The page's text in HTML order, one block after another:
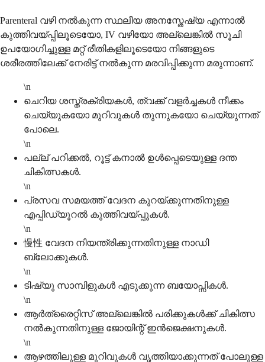
Parenteral വഴി നൽകുന്ന സ്ഥലീയ അനസ്തേഷ്യ എന്നാൽ
കുത്തിവയ്പ്പിലൂടെയോ, IV വഴിയോ അല്ലെങ്കിൽ സൂചി
ഉപയോഗിച്ചുള്ള മറ്റ് രീതികളിലൂടെയോ നിങ്ങളുടെ
ശരീരത്തിലേക്ക് നേരിട്ട് നൽകുന്ന മരവിപ്പിക്കുന്ന മരുന്നാണ്.
\n
ചെറിയ ശസ്ത്രക്രിയകൾ, ത്വക്ക് വളർച്ചകൾ നീക്കം
ചെയ്യുകയോ മുറിവുകൾ തുന്നുകയോ ചെയ്യുന്നത്
പോലെ.
\n
പല്ല് പറിക്കൽ, റൂട്ട് കനാൽ ഉൾപ്പെടെയുള്ള ദന്ത
ചികിത്സകൾ.
\n
പ്രസവ സമയത്ത് വേദന കുറയ്ക്കുന്നതിനുള്ള
എപ്പിഡ്യൂറൽ കുത്തിവയ്പ്പുകൾ.
\n
慢性 വേദന നിയന്ത്രിക്കുന്നതിനുള്ള നാഡി
ബ്ലോക്കുകൾ.
\n
ടിഷ്യു സാമ്പിളുകൾ എടുക്കുന്ന ബയോപ്സികൾ.
\n
ആർത്രൈറ്റിസ് അല്ലെങ്കിൽ പരിക്കുകൾക്ക് ചികിത്സ
നൽകുന്നതിനുള്ള ജോയിന്റ് ഇൻജെക്ഷനുകൾ.
\n
ആഴത്തിലുള്ള മുറിവുകൾ വൃത്തിയാക്കുന്നത് പോലുള്ള